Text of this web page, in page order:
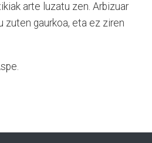
arte luzatu zen. Arbizuar
zuten gaurkoa, eta ez ziren